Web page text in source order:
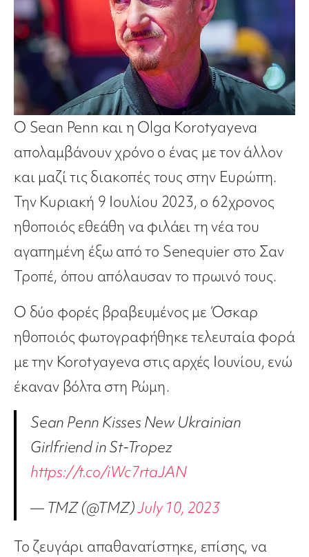
Ο Sean Penn και η Olga Korotyayeva
απολαμβάνουν χρόνο ο ένας με τον άλλον
και μαζί τις διακοπές τους στην Ευρώπη.
Την Κυριακή 9 Ιουλίου 2023, ο 62χρονος
ηθοποιός εθεάθη να φιλάει τη νέα του
αγαπημένη έξω από το Senequier στο Σαν
Τροπέ, όπου απόλαυσαν το πρωινό τους.
Ο δύο φορές βραβευμένος με Όσκαρ
ηθοποιός φωτογραφήθηκε τελευταία φορά
με την Korotyayeva στις αρχές Ιουνίου, ενώ
έκαναν βόλτα στη Ρώμη.
Sean Penn Kisses New Ukrainian
Girlfriend in St-Tropez
https://t.co/iWc7rtaJAN
— TMZ (@TMZ)July 10, 2023
Το ζευγάρι απαθανατίστηκε, επίσης, να